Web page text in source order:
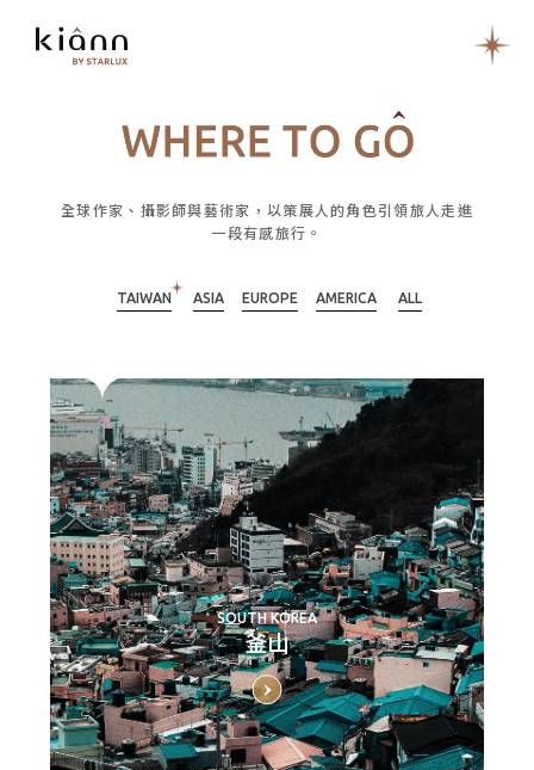
全球作家、攝影師與藝術家，以策展人的角色引領旅人走進
一段有感旅行。
TAIWAN ASIA EUROPE AMERICA ALL
SOUTH KOREA
釜山